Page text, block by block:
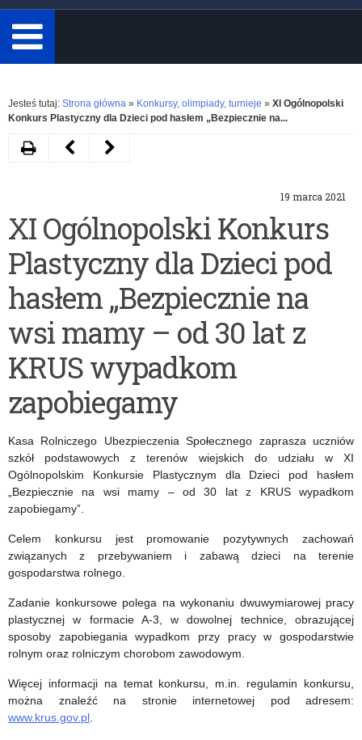
minimum
3
znaki.
Rozwiń
Jesteś tutaj: Strona główna » Konkursy, olimpiady, turnieje » XI Ogólnopolski
Konkurs Plastyczny dla Dzieci pod hasłem „Bezpiecznie na...
19 marca 2021
XI Ogólnopolski Konkurs
Plastyczny dla Dzieci pod
hasłem „Bezpiecznie na
wsi mamy – od 30 lat z
KRUS wypadkom
zapobiegamy
Kasa Rolniczego Ubezpieczenia Społecznego zaprasza uczniów
szkół podstawowych z terenów wiejskich do udziału w XI
Ogólnopolskim Konkursie Plastycznym dla Dzieci pod hasłem
„Bezpiecznie na wsi mamy – od 30 lat z KRUS wypadkom
zapobiegamy”.
Celem konkursu jest promowanie pozytywnych zachowań
związanych z przebywaniem i zabawą dzieci na terenie
gospodarstwa rolnego.
Zadanie konkursowe polega na wykonaniu dwuwymiarowej pracy
plastycznej w formacie A-3, w dowolnej technice, obrazującej
sposoby zapobiegania wypadkom przy pracy w gospodarstwie
rolnym oraz rolniczym chorobom zawodowym.
Więcej informacji na temat konkursu, m.in. regulamin konkursu,
można znaleźć na stronie internetowej pod adresem:
www.krus.gov.pl.
DrukujNastępny
Ogólnopolski
Konkurs
dla
Dzieci
na
Rymowankę
o
Bezpieczeństwie
w
Gospodarstwie
Rolnym
Poprzedni
dla
uczniów
klas
IV-
VII
szkół
podstawowych
pt.
„Warszawa
jest